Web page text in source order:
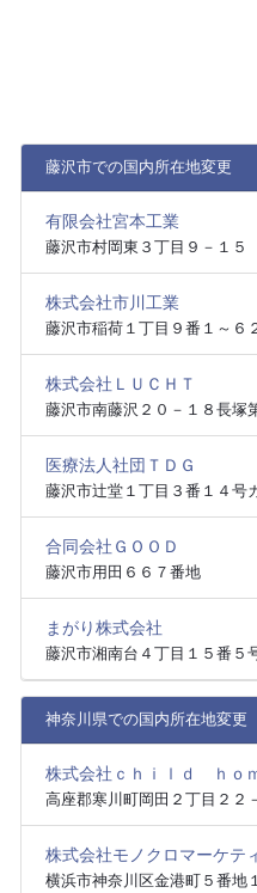
藤沢市での国内所在地変更
有限会社宮本工業
藤沢市村岡東３丁目９－１５
株式会社市川工業
藤沢市稲荷１丁目９番１～６
株式会社ＬＵＣＨＴ
藤沢市南藤沢２０－１８長塚
医療法人社団ＴＤＧ
藤沢市辻堂１丁目３番１４号
合同会社ＧＯＯＤ
藤沢市用田６６７番地
まがり株式会社
藤沢市湘南台４丁目１５番５
神奈川県での国内所在地変更
株式会社ｃｈｉｌｄ ｈｏ
高座郡寒川町岡田２丁目２２
株式会社モノクロマーケテ
横浜市神奈川区金港町５番地